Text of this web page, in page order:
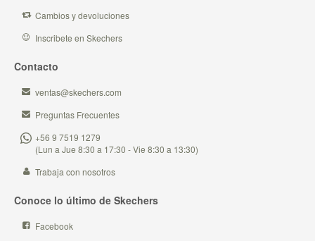
Cambios y devoluciones
Inscribete en Skechers
Contacto
ventas@skechers.com
Preguntas Frecuentes
+56 9 7519 1279
(Lun a Jue 8:30 a 17:30 - Vie 8:30 a 13:30)
Trabaja con nosotros
Conoce lo último de Skechers
Facebook